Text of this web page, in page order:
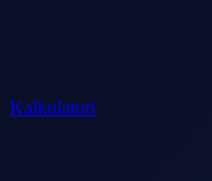
Kalkulatori